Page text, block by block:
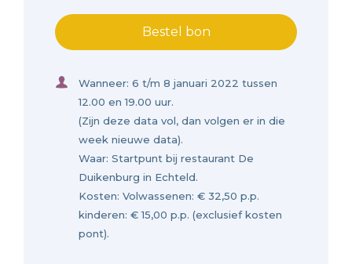
Bestel bon
Wanneer: 6 t/m 8 januari 2022 tussen
12.00 en 19.00 uur.
(Zijn deze data vol, dan volgen er in die
week nieuwe data).
Waar: Startpunt bij restaurant De
Duikenburg in Echteld.
Kosten: Volwassenen: € 32,50 p.p.
kinderen: € 15,00 p.p. (exclusief kosten
pont).